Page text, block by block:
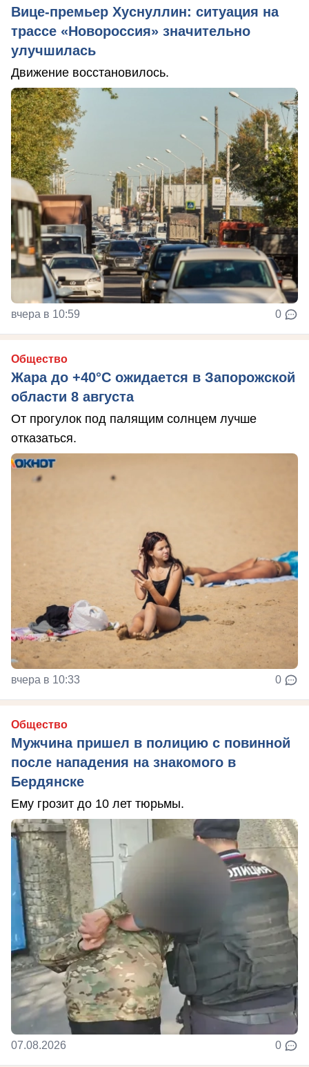
Вице-премьер Хуснуллин: ситуация на
трассе «Новороссия» значительно
улучшилась
Движение восстановилось.
вчера в 10:59 0
Общество
Жара до +40°С ожидается в Запорожской
области 8 августа
От прогулок под палящим солнцем лучше
отказаться.
вчера в 10:33 0
Общество
Мужчина пришел в полицию с повинной
после нападения на знакомого в
Бердянске
Ему грозит до 10 лет тюрьмы.
07.08.2026 0